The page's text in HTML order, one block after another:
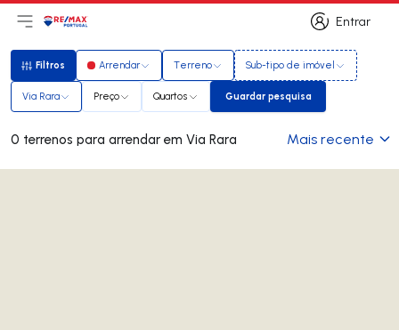
Entrar
Entrar
Abri menu principal
LogoIr para página inicial
Filtros
Filtros Arrendar Terreno Sub-tipo de imóvel
Via Rara Preço Quartos Guardar pesquisa
Guardar pesquisa
0 terrenos para arrendar em Via Rara Mais recente